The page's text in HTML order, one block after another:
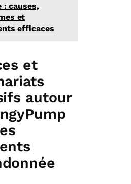
: causes,
et
efficaces
et
autour